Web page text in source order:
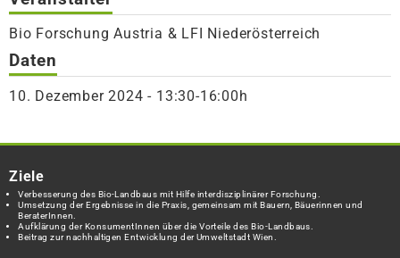
Bio Forschung Austria & LFI Niederösterreich
Daten
10. Dezember 2024 - 13:30-16:00h
Ziele
Verbesserung des Bio-Landbaus mit Hilfe interdisziplinärer Forschung.
Umsetzung der Ergebnisse in die Praxis, gemeinsam mit Bauern, Bäuerinnen und
BeraterInnen.
Aufklärung der KonsumentInnen über die Vorteile des Bio-Landbaus.
Beitrag zur nachhaltigen Entwicklung der Umweltstadt Wien.